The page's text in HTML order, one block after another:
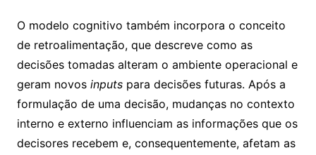
O modelo cognitivo também incorpora o conceito
de retroalimentação, que descreve como as
decisões tomadas alteram o ambiente operacional e
geram novos inputspara decisões futuras. Após a
formulação de uma decisão, mudanças no contexto
interno e externo influenciam as informações que os
decisores recebem e, consequentemente, afetam as